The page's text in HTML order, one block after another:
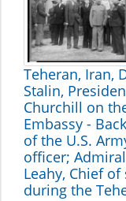
Teheran, Iran,
Stalin,
Churchill on
Embassy -
of the U.S.
officer;
Leahy, Chief
during the